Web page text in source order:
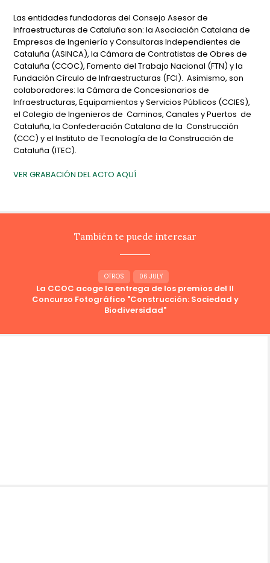
Las entidades fundadoras del Consejo Asesor de
Infraestructuras de Cataluña son: la Asociación Catalana de
Empresas de Ingeniería y Consultoras Independientes de
Cataluña (ASINCA), la Cámara de Contratistas de Obres de
Cataluña (CCOC), Fomento del Trabajo Nacional (FTN) y la
Fundación Círculo de Infraestructuras (FCI). Asimismo, son
colaboradores: la Cámara de Concesionarios de
Infraestructuras, Equipamientos y Servicios Públicos (CCIES),
el Colegio de Ingenieros de Caminos, Canales y Puertos de
Cataluña, la Confederación Catalana de la Construcción
(CCC) y el Instituto de Tecnología de la Construcción de
Cataluña (ITEC).
VER GRABACIÓN DEL ACTO AQUÍ
También te puede interesar
OTROS 06 JULY
La CCOC acoge la entrega de los premios del II
Concurso Fotográfico "Construcción: Sociedad y
Biodiversidad"